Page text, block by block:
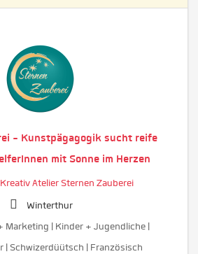
- Kunstpägagogik sucht reife
mit Sonne im Herzen
Kreativ Atelier Sternen Zauberei
Winterthur
Marketing | Kinder + Jugendliche |
| Schwizerdüütsch | Französisch